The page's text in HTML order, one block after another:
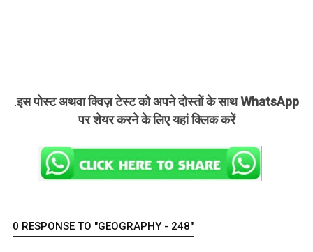
.इस पोस्ट अथवा क्विज़ टेस्ट को अपने दोस्तों के साथ WhatsApp
पर शेयर करने के लिए यहां क्लिक करें
0 RESPONSE TO "GEOGRAPHY - 248"